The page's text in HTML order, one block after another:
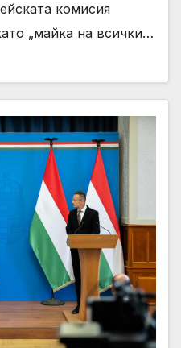
комисия
„майка на всички…